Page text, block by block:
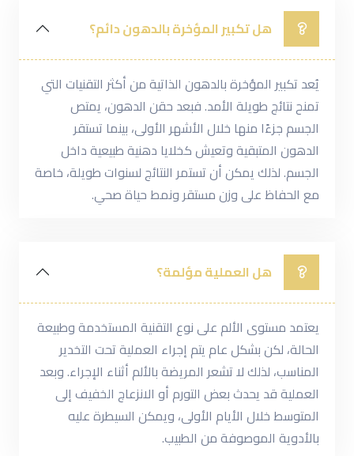
هل تكبير المؤخرة بالدهون دائم؟
يُعد تكبير المؤخرة بالدهون الذاتية من أكثر التقنيات التي
تمنح نتائج طويلة الأمد. فبعد حقن الدهون، يمتص
الجسم جزءًا منها خلال الأشهر الأولى، بينما تستقر
الدهون المتبقية وتعيش كخلايا دهنية طبيعية داخل
الجسم. لذلك يمكن أن تستمر النتائج لسنوات طويلة، خاصة
مع الحفاظ على وزن مستقر ونمط حياة صحي.
هل العملية مؤلمة؟
يعتمد مستوى الألم على نوع التقنية المستخدمة وطبيعة
الحالة، لكن بشكل عام يتم إجراء العملية تحت التخدير
المناسب، لذلك لا تشعر المريضة بالألم أثناء الإجراء. وبعد
العملية قد يحدث بعض التورم أو الانزعاج الخفيف إلى
المتوسط خلال الأيام الأولى، ويمكن السيطرة عليه
بالأدوية الموصوفة من الطبيب.